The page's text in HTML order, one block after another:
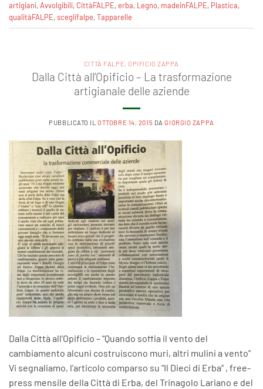
artigiani,Avvolgibili‬, CittàFALPE,erba, Legno‬, madeinFALPE, Plastica‬,
qualitàFALPE,sceglifalpe,Tapparelle
CITTÀ FALPE, OPIFICIO ZAPPA
Dalla Città all’Opificio – La trasformazione
artigianale delle aziende
PUBBLICATO ILOTTOBRE 14, 2015 DAGIORGIO ZAPPA
Dalla Città all’Opificio – “Quando soffia il vento del
cambiamento alcuni costruiscono muri, altri mulini a vento”
Vi segnaliamo, l’articolo comparso su “Il Dieci di Erba” , free-
press mensile della Città di Erba, del Trinagolo Lariano e del